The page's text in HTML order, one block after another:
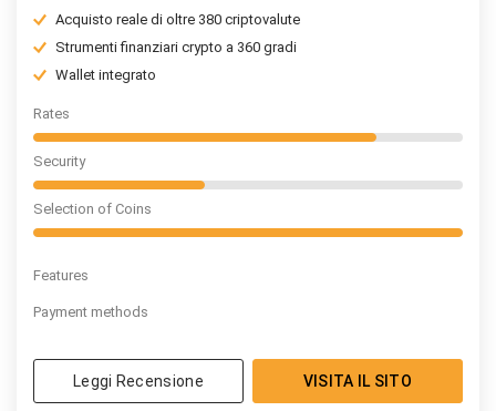
Acquisto reale di oltre 380 criptovalute
Strumenti finanziari crypto a 360 gradi
Wallet integrato
Rates
Security
Selection of Coins
Features
Payment methods
Leggi Recensione VISITA IL SITO